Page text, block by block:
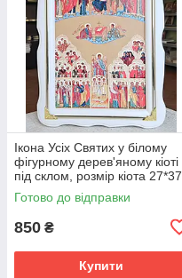
Ікона Усіх Святих у білому
фігурному дерев'яному кіоті
під склом, розмір кіота 27*37,
сюжет 20*30
Готово до відправки
850 ₴
Купити